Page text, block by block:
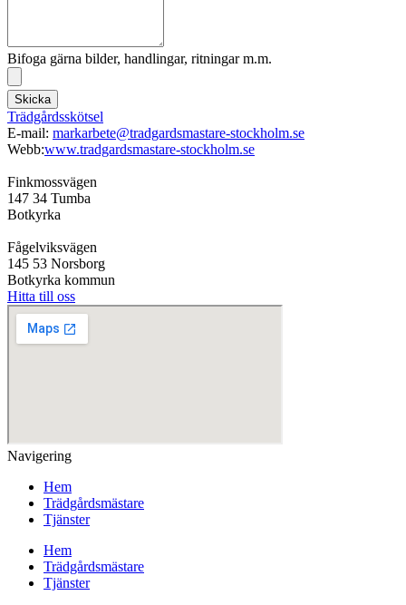
Bifoga gärna bilder, handlingar, ritningar m.m.
Skicka
Trädgårdsskötsel
E-mail: markarbete@tradgardsmastare-stockholm.se
Webb:www.tradgardsmastare-stockholm.se
Finkmossvägen
147 34 Tumba
Botkyrka
Fågelviksvägen
145 53 Norsborg
Botkyrka kommun
Hitta till oss
Navigering
Hem
Trädgårdsmästare
Tjänster
Hem
Trädgårdsmästare
Tjänster